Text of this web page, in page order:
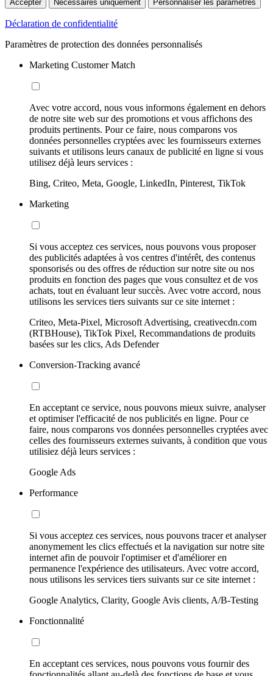
Accepter Nécessaires uniquement Personnaliser les paramètres
Déclaration de confidentialité
Paramètres de protection des données personnalisés
Marketing Customer Match
Avec votre accord, nous vous informons également en dehors
de notre site web sur des promotions et vous affichons des
produits pertinents. Pour ce faire, nous comparons vos
données personnelles cryptées avec les fournisseurs externes
suivants et utilisons leurs canaux de publicité en ligne si vous
utilisez déjà leurs services :
Bing, Criteo, Meta, Google, LinkedIn, Pinterest, TikTok
Marketing
Si vous acceptez ces services, nous pouvons vous proposer
des publicités adaptées à vos centres d'intérêt, des contenus
sponsorisés ou des offres de réduction sur notre site ou nos
produits en fonction des pages que vous consultez et de vos
achats, tout en évaluant leur succès. Avec votre accord, nous
utilisons les services tiers suivants sur ce site internet :
Criteo, Meta-Pixel, Microsoft Advertising, creativecdn.com
(RTBHouse), TikTok Pixel, Recommandations de produits
basées sur les clics, Ads Defender
Conversion-Tracking avancé
En acceptant ce service, nous pouvons mieux suivre, analyser
et optimiser l'efficacité de nos publicités en ligne. Pour ce
faire, nous comparons vos données personnelles cryptées avec
celles des fournisseurs externes suivants, à condition que vous
utilisiez déjà leurs services :
Google Ads
Performance
Si vous acceptez ces services, nous pouvons tracer et analyser
anonymement les clics effectués et la navigation sur notre site
internet afin de pouvoir l'optimiser et d'améliorer en
permanence l'expérience des utilisateurs. Avec votre accord,
nous utilisons les services tiers suivants sur ce site internet :
Google Analytics, Clarity, Google Avis clients, A/B-Testing
Fonctionnalité
En acceptant ces services, nous pouvons vous fournir des